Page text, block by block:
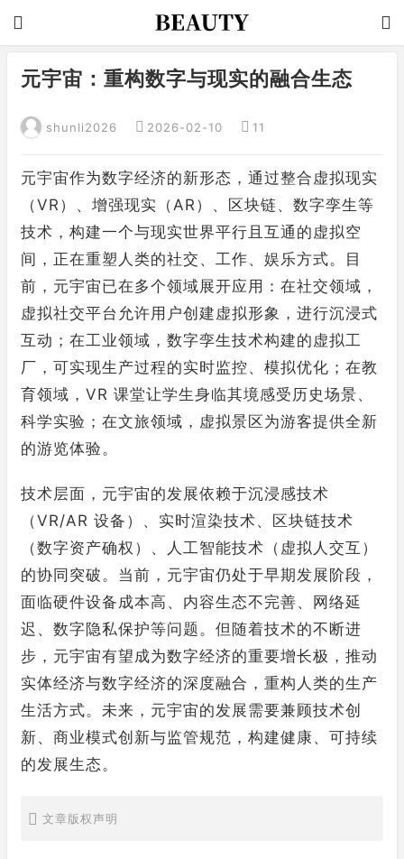
元宇宙：重构数字与现实的融合生态
shunli2026 2026-02-10 11
元宇宙作为数字经济的新形态，通过整合虚拟现实
（VR）、增强现实（AR）、区块链、数字孪生等
技术，构建一个与现实世界平行且互通的虚拟空
间，正在重塑人类的社交、工作、娱乐方式。目
前，元宇宙已在多个领域展开应用：在社交领域，
虚拟社交平台允许用户创建虚拟形象，进行沉浸式
互动；在工业领域，数字孪生技术构建的虚拟工
厂，可实现生产过程的实时监控、模拟优化；在教
育领域，VR 课堂让学生身临其境感受历史场景、
科学实验；在文旅领域，虚拟景区为游客提供全新
的游览体验。​
技术层面，元宇宙的发展依赖于沉浸感技术
（VR/AR 设备）、实时渲染技术、区块链技术
（数字资产确权）、人工智能技术（虚拟人交互）
的协同突破。当前，元宇宙仍处于早期发展阶段，
面临硬件设备成本高、内容生态不完善、网络延
迟、数字隐私保护等问题。但随着技术的不断进
步，元宇宙有望成为数字经济的重要增长极，推动
实体经济与数字经济的深度融合，重构人类的生产
生活方式。未来，元宇宙的发展需要兼顾技术创
新、商业模式创新与监管规范，构建健康、可持续
的发展生态。
文章版权声明